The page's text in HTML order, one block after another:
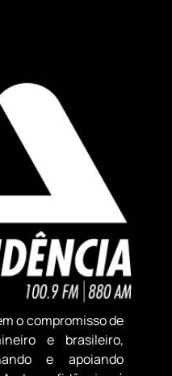
o compromisso de
e brasileiro,
e apoiando